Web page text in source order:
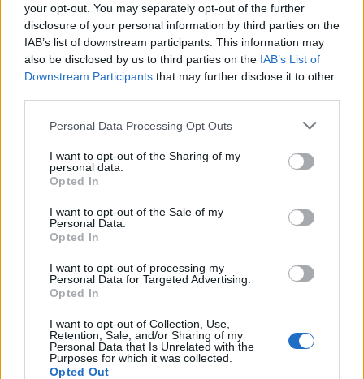
your opt-out. You may separately opt-out of the further
disclosure of your personal information by third parties on the
IAB’s list of downstream participants. This information may
also be disclosed by us to third parties on the IAB’s List of
Downstream Participants that may further disclose it to other
Personal Data Processing Opt Outs
I want to opt-out of the Sharing of my
personal data.
Opted In
I want to opt-out of the Sale of my
Personal Data.
Opted In
I want to opt-out of processing my
Personal Data for Targeted Advertising.
Opted In
I want to opt-out of Collection, Use,
Retention, Sale, and/or Sharing of my
Personal Data that Is Unrelated with the
Purposes for which it was collected.
Opted Out
ΔΙΑΒΑΣΤΕ ΕΠΙΣΗΣ:
Σύνδρομο της Αβάνας: Βαθαίνει το μυστήριο για
τις αιτίες του – Άκαρπες δύο νέες μελέτες
αποκαλύπτει: Έχει σημασία η γενετική
προδιάθεση ή όχι;